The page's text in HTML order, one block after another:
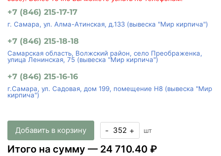
+7 (846) 215-17-17
г. Самара, ул. Алма-Атинская, д.133 (вывеска "Мир кирпича")
+7 (846) 215-18-18
Самарская область, Волжский район, село Преображенка,
улица Ленинская, 75 (вывеска "Мир кирпича")
+7 (846) 215-16-16
г.Самара, ул. Садовая, дом 199, помещение Н8 (вывеска "Мир
кирпича")
Добавить в корзину - + шт
Итого на сумму — 24 710.40 ₽